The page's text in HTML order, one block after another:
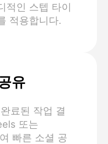
적인 스텝 타이
적용합니다.
유
료된 작업 결
또는
빠른 소셜 공